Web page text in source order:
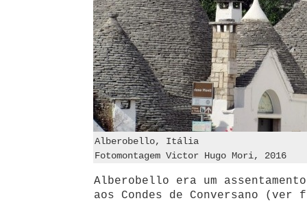
Alberobello, Itália
Fotomontagem Victor Hugo Mori, 2016
Alberobello era um
aos Condes de Conversano (ver